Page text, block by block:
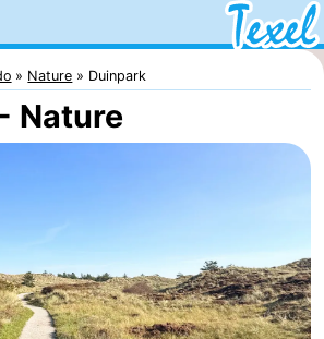
Nature Duinpark
Nature